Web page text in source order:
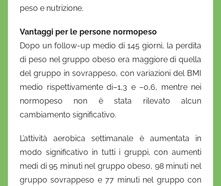
peso e nutrizione.
Vantaggi per le persone normopeso
Dopo un follow-up medio di 145 giorni, la perdita
di peso nel gruppo obeso era maggiore di quella
del gruppo in sovrappeso, con variazioni del BMI
medio rispettivamente di–1,3 e –0,6, mentre nei
normopeso non è stata rilevato alcun
cambiamento significativo.
L’attività aerobica settimanale è aumentata in
modo significativo in tutti i gruppi, con aumenti
medi di 95 minuti nel gruppo obeso, 98 minuti nel
gruppo sovrappeso e 77 minuti nel gruppo con